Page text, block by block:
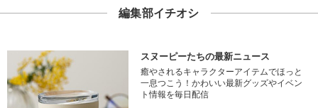
編集部イチオシ
スヌーピーたちの最新ニュース
癒やされるキャラクターアイテムでほっと
一息つこう！かわいい最新グッズやイベン
ト情報を毎日配信